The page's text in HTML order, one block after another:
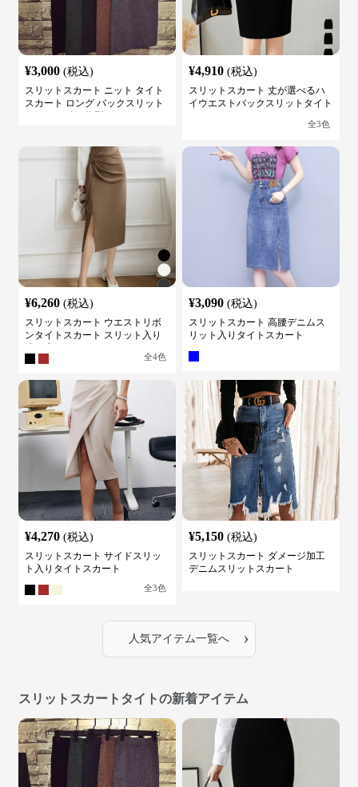
¥3,000 (税込)
スリットスカート ニット タイト
スカート ロング バックスリット
¥4,910 (税込)
スリットスカート 丈が選べるハ
イウエストバックスリットタイト
全3色
¥6,260 (税込)
スリットスカート ウエストリボ
ンタイトスカート スリット入り
全4色
¥3,090 (税込)
スリットスカート 高腰デニムス
リット入りタイトスカート
¥4,270 (税込)
スリットスカート サイドスリッ
ト入りタイトスカート
全3色
¥5,150 (税込)
スリットスカート ダメージ加工
デニムスリットスカート
人気アイテム一覧へ ›
スリットスカートタイトの新着アイテム